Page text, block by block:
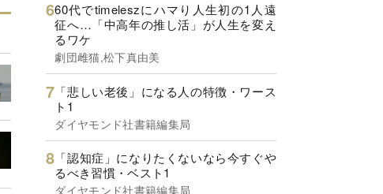
60代でtimeleszにハマり人生初の1人遠
征へ…「中高年の推し活」が人生を変え
るワケ
劇団雌猫,松下真由美
「悲しい老後」になる人の特徴・ワース
ト1
ダイヤモンド社書籍編集局
「認知症」になりたくないなら今すぐや
るべき習慣・ベスト1
ダイヤモンド社書籍編集局